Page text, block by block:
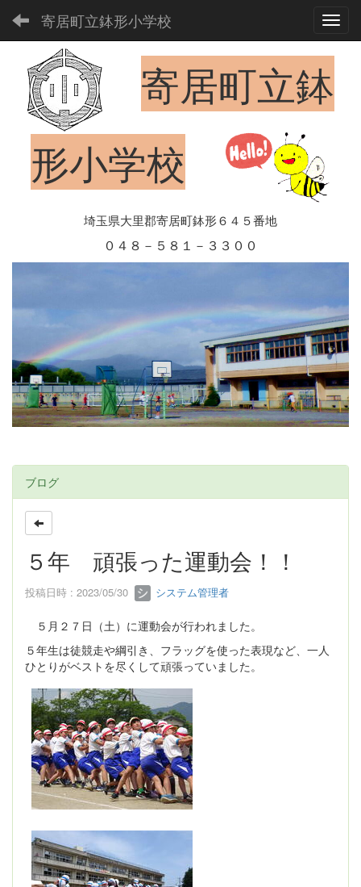
寄居町立鉢形小学校
寄居町立鉢
形小学校
埼玉県大里郡寄居町鉢形６４５番地
０４８－５８１－３３００
ブログ
５年 頑張った運動会！！
投稿日時 : 2023/05/30 システム管理者
５月２７日（土）に運動会が行われました。
５年生は徒競走や綱引き、フラッグを使った表現など、一人
ひとりがベストを尽くして頑張っていました。